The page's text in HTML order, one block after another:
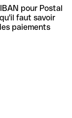
pour Postal
faut savoir
paiements